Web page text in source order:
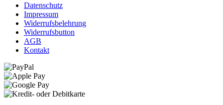
Datenschutz
Impressum
Widerrufsbelehrung
Widerrufsbutton
AGB
Kontakt